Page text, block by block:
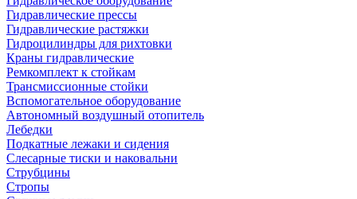
Гидравлические прессы
Гидравлические растяжки
Гидроцилиндры для рихтовки
Краны гидравлические
Ремкомплект к стойкам
Трансмиссионные стойки
Вспомогательное оборудование
Автономный воздушный отопитель
Лебедки
Подкатные лежаки и сидения
Слесарные тиски и наковальни
Струбцины
Стропы